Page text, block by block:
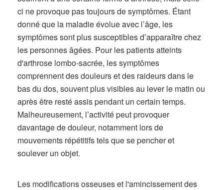
ci ne provoque pas toujours de symptômes. Étant
donné que la maladie évolue avec l’âge, les
symptômes sont plus susceptibles d’apparaître chez
les personnes âgées. Pour les patients atteints
d'arthrose lombo-sacrée, les symptômes
comprennent des douleurs et des raideurs dans le
bas du dos, souvent plus visibles au lever le matin ou
après être resté assis pendant un certain temps.
Malheureusement, l’activité peut provoquer
davantage de douleur, notamment lors de
mouvements répétitifs tels que se pencher et
soulever un objet.
Les modifications osseuses et l'amincissement des